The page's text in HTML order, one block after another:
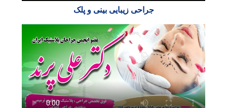
جراحی زیبایی بینی​ و پلک